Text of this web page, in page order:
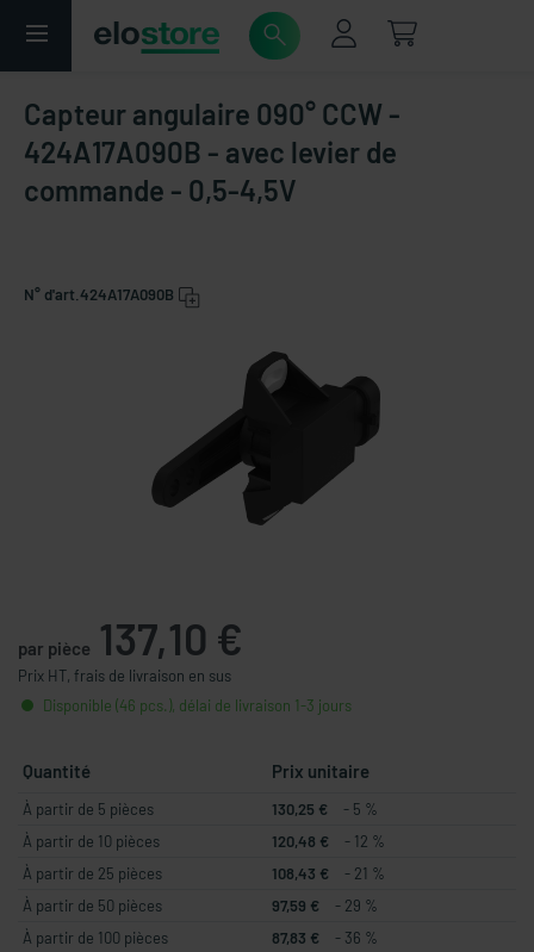
Capteur angulaire 090° CCW -
424A17A090B - avec levier de
commande - 0,5-4,5V
N° d'art. 424A17A090B
par pièce 137,10 €
Prix HT, frais de livraison en sus
Disponible (46 pcs.), délai de livraison 1-3 jours
Quantité Prix unitaire
À partir de 5 pièces 130,25 €
- 5 %
À partir de 10 pièces
120,48 €
- 12 %
À partir de 25 pièces
108,43 €
- 21 %
À partir de 50 pièces
97,59 €
- 29 %
À partir de 100 pièces
87,83 € - 36 %